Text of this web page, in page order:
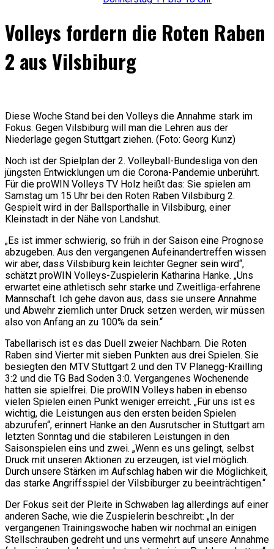
Volleys fordern die Roten Raben
2 aus Vilsbiburg
Diese Woche Stand bei den Volleys die Annahme stark im
Fokus. Gegen Vilsbiburg will man die Lehren aus der
Niederlage gegen Stuttgart ziehen. (Foto: Georg Kunz)
Noch ist der Spielplan der 2. Volleyball-Bundesliga von den
jüngsten Entwicklungen um die Corona-Pandemie unberührt.
Für die proWIN Volleys TV Holz heißt das: Sie spielen am
Samstag um 15 Uhr bei den Roten Raben Vilsbiburg 2.
Gespielt wird in der Ballsporthalle in Vilsbiburg, einer
Kleinstadt in der Nähe von Landshut.
„Es ist immer schwierig, so früh in der Saison eine Prognose
abzugeben. Aus den vergangenen Aufeinandertreffen wissen
wir aber, dass Vilsbiburg kein leichter Gegner sein wird“,
schätzt proWIN Volleys-Zuspielerin Katharina Hanke. „Uns
erwartet eine athletisch sehr starke und Zweitliga-erfahrene
Mannschaft. Ich gehe davon aus, dass sie unsere Annahme
und Abwehr ziemlich unter Druck setzen werden, wir müssen
also von Anfang an zu 100% da sein.“
Tabellarisch ist es das Duell zweier Nachbarn. Die Roten
Raben sind Vierter mit sieben Punkten aus drei Spielen. Sie
besiegten den MTV Stuttgart 2 und den TV Planegg-Krailling
3:2 und die TG Bad Soden 3:0. Vergangenes Wochenende
hatten sie spielfrei. Die proWIN Volleys haben in ebenso
vielen Spielen einen Punkt weniger erreicht. „Für uns ist es
wichtig, die Leistungen aus den ersten beiden Spielen
abzurufen“, erinnert Hanke an den Ausrutscher in Stuttgart am
letzten Sonntag und die stabileren Leistungen in den
Saisonspielen eins und zwei. „Wenn es uns gelingt, selbst
Druck mit unseren Aktionen zu erzeugen, ist viel möglich.
Durch unsere Stärken im Aufschlag haben wir die Möglichkeit,
das starke Angriffsspiel der Vilsbiburger zu beeinträchtigen.“
Der Fokus seit der Pleite in Schwaben lag allerdings auf einer
anderen Sache, wie die Zuspielerin beschreibt: „In der
vergangenen Trainingswoche haben wir nochmal an einigen
Stellschrauben gedreht und uns vermehrt auf unsere Annahme